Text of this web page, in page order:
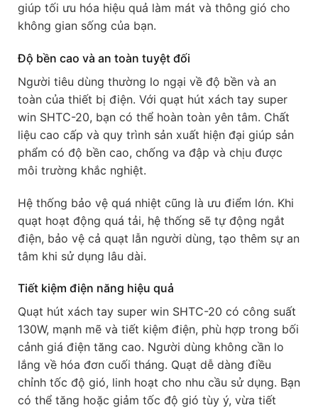
giúp tối ưu hóa hiệu quả làm mát và thông gió cho
không gian sống của bạn.
Độ bền cao và an toàn tuyệt đối
Người tiêu dùng thường lo ngại về độ bền và an
toàn của thiết bị điện. Với quạt hút xách tay super
win SHTC-20, bạn có thể hoàn toàn yên tâm. Chất
liệu cao cấp và quy trình sản xuất hiện đại giúp sản
phẩm có độ bền cao, chống va đập và chịu được
môi trường khắc nghiệt.
Hệ thống bảo vệ quá nhiệt cũng là ưu điểm lớn. Khi
quạt hoạt động quá tải, hệ thống sẽ tự động ngắt
điện, bảo vệ cả quạt lẫn người dùng, tạo thêm sự an
tâm khi sử dụng lâu dài.
Tiết kiệm điện năng hiệu quả
Quạt hút xách tay super win SHTC-20 có công suất
130W, mạnh mẽ và tiết kiệm điện, phù hợp trong bối
cảnh giá điện tăng cao. Người dùng không cần lo
lắng về hóa đơn cuối tháng. Quạt dễ dàng điều
chỉnh tốc độ gió, linh hoạt cho nhu cầu sử dụng. Bạn
có thể tăng hoặc giảm tốc độ gió tùy ý, vừa tiết